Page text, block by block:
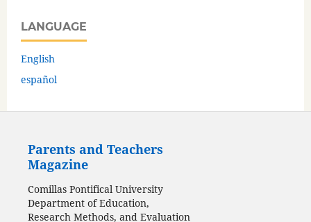
LANGUAGE
English
español
Parents and Teachers
Magazine
Comillas Pontifical University
Department of Education,
Research Methods, and Evaluation